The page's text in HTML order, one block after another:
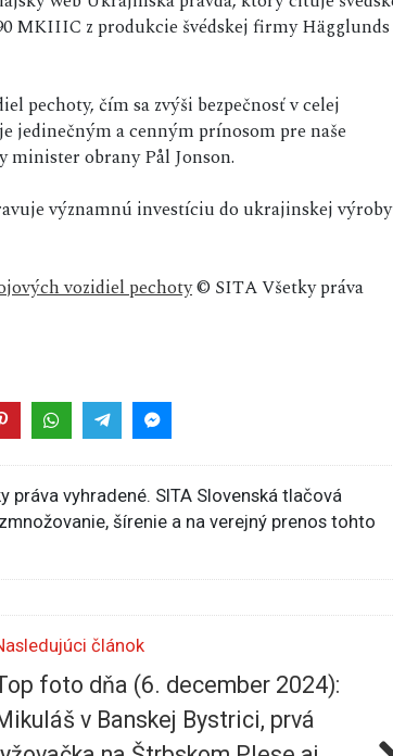
MKIIIC z produkcie švédskej firmy Hägglunds
pechoty, čím sa zvýši bezpečnosť v celej
jedinečným a cenným prínosom pre naše
minister obrany Pål Jonson.
významnú investíciu do ukrajinskej výroby
vozidiel pechoty© SITA Všetky práva
vyhradené. SITA Slovenská tlačová
šírenie a na verejný prenos tohto
článok
foto dňa (6. december 2024):
v Banskej Bystrici, prvá